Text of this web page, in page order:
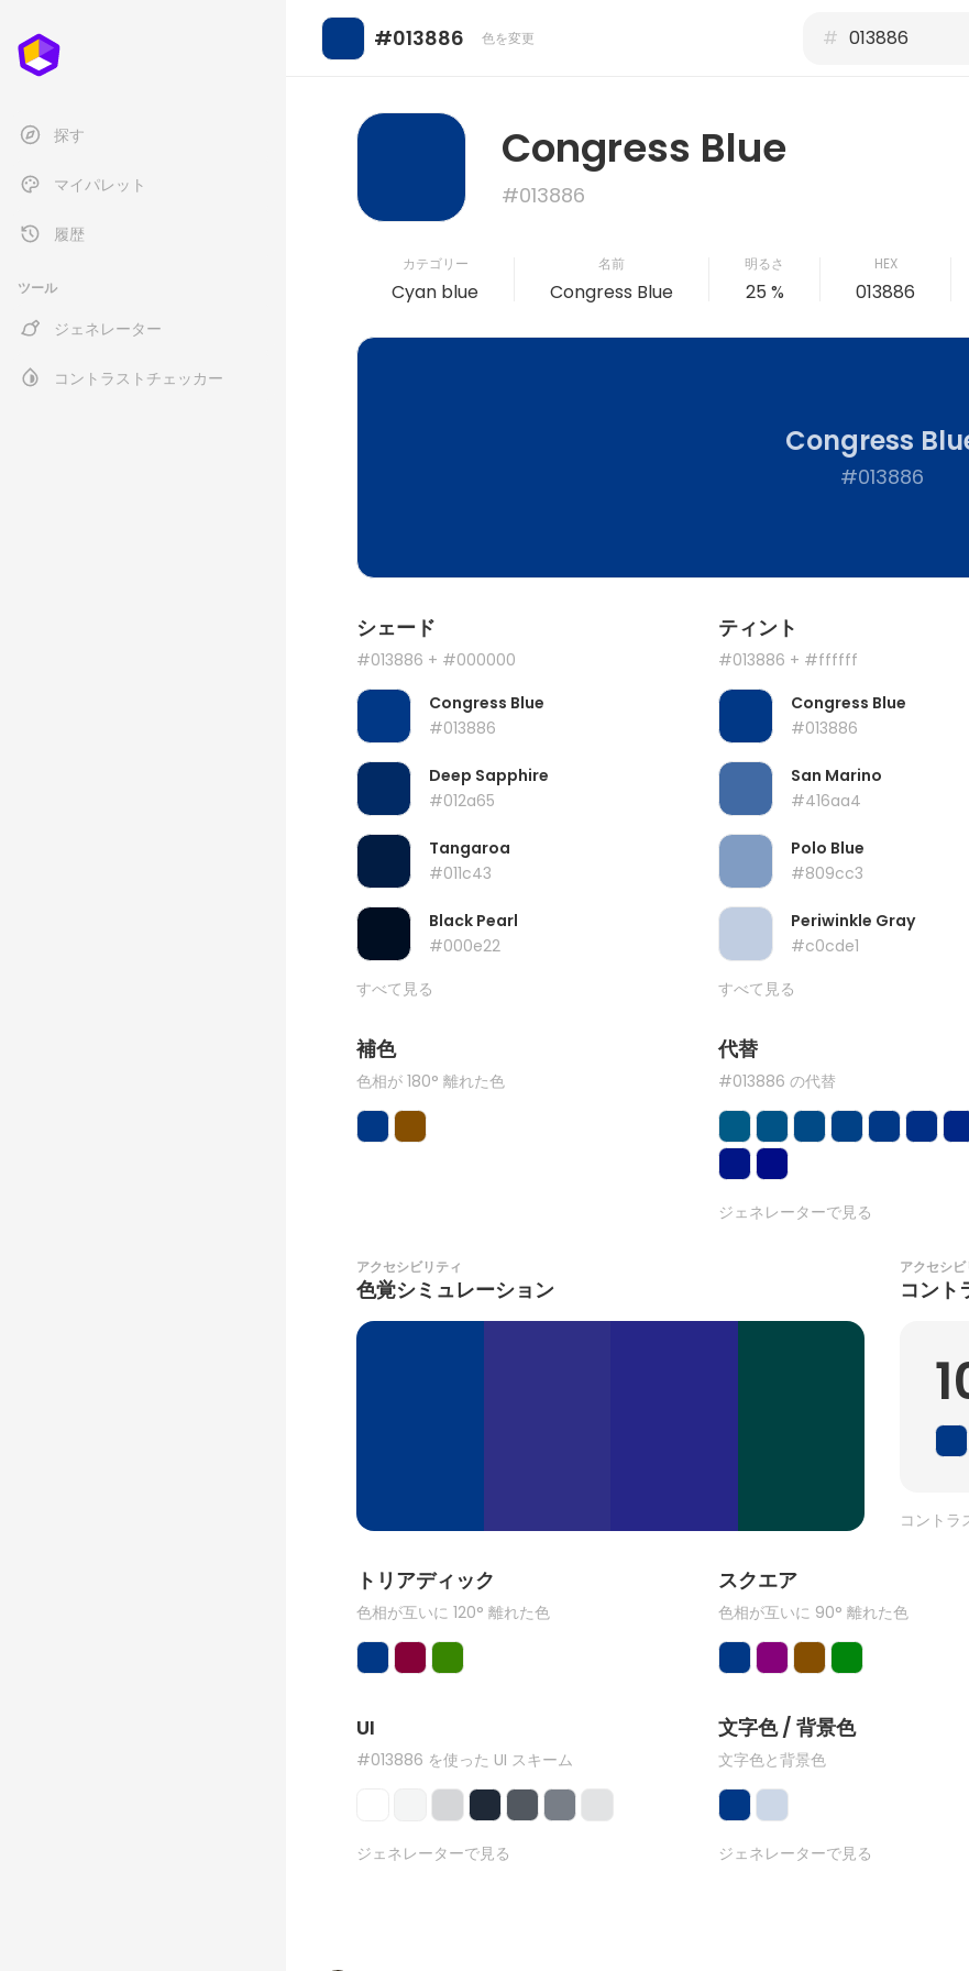
探す
マイパレット
履歴
ツール
ジェネレーター
コントラストチェッカー
#013886 色を変更 #
Congress Blue
#013886
カテゴリー
Cyan blue
名前
Congress Blue
明るさ
25 %
HEX
013886
Congress
#013886
シェード
#013886 + #000000
Congress Blue
#013886
Deep Sapphire
#012a65
Tangaroa
#011c43
Black Pearl
#000e22
すべて見る
ティント
#013886 + #ffffff
Congress Blue
#013886
San Marino
#416aa4
Polo Blue
#809cc3
Periwinkle Gray
#c0cde1
すべて見る
補色
色相が 180° 離れた色
代替
#013886 の代替
ジェネレーターで見る
アクセシビリティ
色覚シミュレーション
アクセシビ
コント
コントラ
トリアディック
色相が互いに 120° 離れた色
スクエア
色相が互いに 90° 離れた色
UI
#013886 を使った UI スキーム
ジェネレーターで見る
文字色 / 背景色
文字色と背景色
ジェネレーターで見る